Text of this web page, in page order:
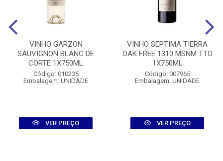
VINHO GARZON
SAUVIGNON BLANC DE
CORTE 1X750ML
Código: 010235
Embalagem: UNIDADE
VER PREÇO
VINHO SEPTIMA TIERRA
OAK FREE 1310 MSNM TTO
1X750ML
Código: 007965
Embalagem: UNIDADE
VER PREÇO